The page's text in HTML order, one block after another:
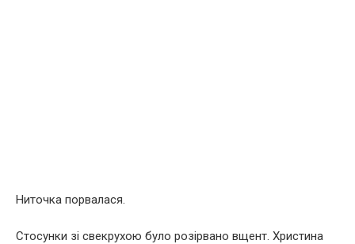
Ниточка порвалася.
Стосунки зі свекрухою було розірвано вщент. Христина